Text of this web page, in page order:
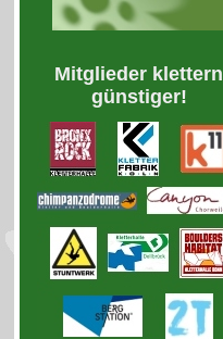
Mitglieder klettern
günstiger!